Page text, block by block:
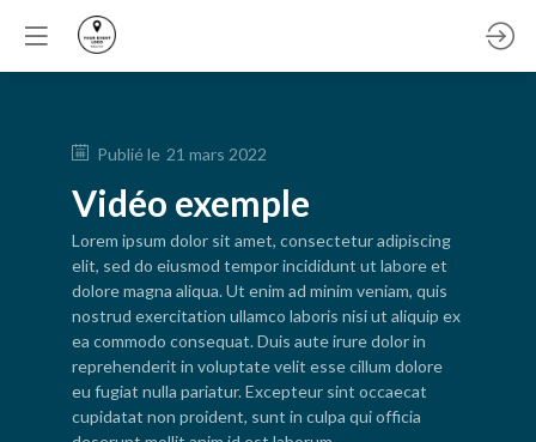
Publié le 21 mars 2022
Vidéo exemple
Lorem ipsum dolor sit amet, consectetur adipiscing
elit, sed do eiusmod tempor incididunt ut labore et
dolore magna aliqua. Ut enim ad minim veniam, quis
nostrud exercitation ullamco laboris nisi ut aliquip ex
ea commodo consequat. Duis aute irure dolor in
reprehenderit in voluptate velit esse cillum dolore
eu fugiat nulla pariatur. Excepteur sint occaecat
cupidatat non proident, sunt in culpa qui officia